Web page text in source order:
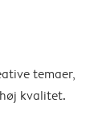
temaer,
kvalitet.